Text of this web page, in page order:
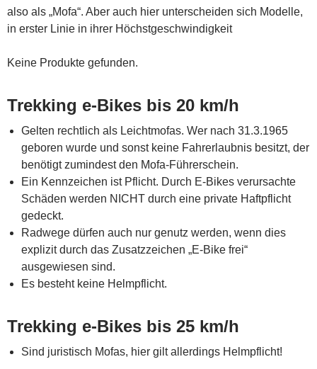
also als „Mofa“. Aber auch hier unterscheiden sich Modelle,
in erster Linie in ihrer Höchstgeschwindigkeit
Keine Produkte gefunden.
Trekking e-Bikes bis 20 km/h
Gelten rechtlich als Leichtmofas. Wer nach 31.3.1965
geboren wurde und sonst keine Fahrerlaubnis besitzt, der
benötigt zumindest den Mofa-Führerschein.
Ein Kennzeichen ist Pflicht. Durch E-Bikes verursachte
Schäden werden NICHT durch eine private Haftpflicht
gedeckt.
Radwege dürfen auch nur genutz werden, wenn dies
explizit durch das Zusatzzeichen „E-Bike frei“
ausgewiesen sind.
Es besteht keine Helmpflicht.
Trekking e-Bikes bis 25 km/h
Sind juristisch Mofas, hier gilt allerdings Helmpflicht!